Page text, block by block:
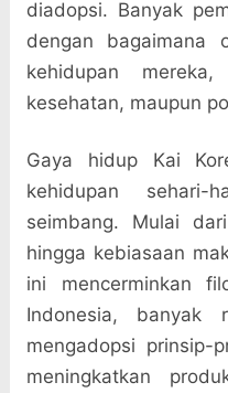
diadopsi. Banyak
dengan bagaimana
kehidupan
kesehatan, maupun
Gaya hidup Kai
kehidupan
seimbang. Mulai
hingga kebiasaan
ini mencerminkan
Indonesia, banyak
mengadopsi prinsip-
meningkatkan